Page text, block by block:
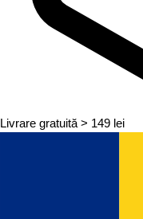
Livrare gratuită > 149 lei